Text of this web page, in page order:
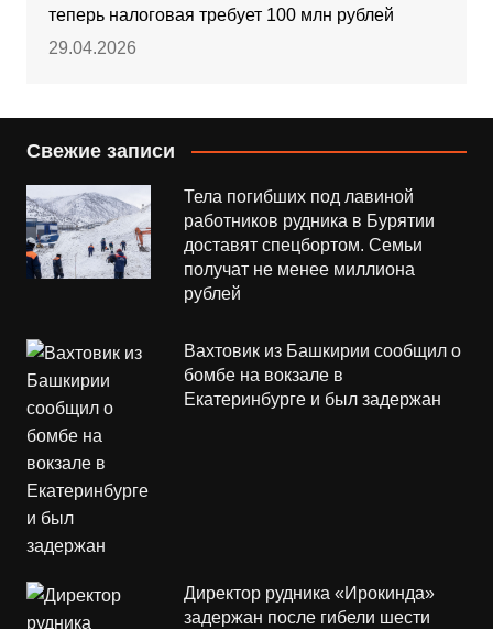
теперь налоговая требует 100 млн рублей
29.04.2026
Свежие записи
Тела погибших под лавиной
работников рудника в Бурятии
доставят спецбортом. Семьи
получат не менее миллиона
рублей
Вахтовик из Башкирии сообщил о
бомбе на вокзале в
Екатеринбурге и был задержан
Директор рудника «Ирокинда»
задержан после гибели шести